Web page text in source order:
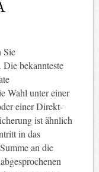
Sie
bekannteste
Wahl unter einer
einer Direkt-
ist ähnlich
in das
an die